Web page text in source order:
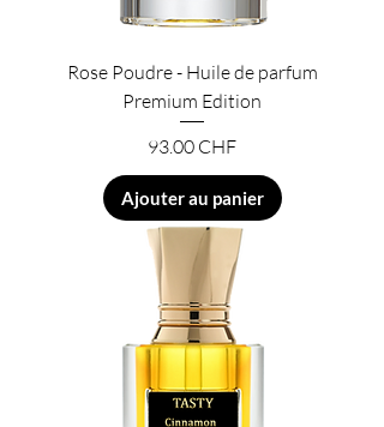
Rose Poudre - Huile de parfum
Premium Edition
Prix
93.00 CHF
Ajouter au panier